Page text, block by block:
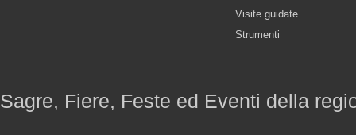
Visite guidate
Strumenti
Sagre, Fiere, Feste ed Eventi della